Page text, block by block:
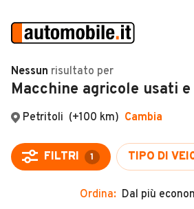
Auto
Auto usate
Auto Km 0
Auto Nuove
Noleggio a lungo termine
VENDI
MAGAZINE
ACCEDI
Nessun risultato per
Macchine agricole usati
Petritoli (+100 km) Cambia
FILTRI 1 TIPO DI
Ordina: Dal più